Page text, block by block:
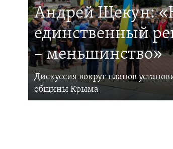
Андрей Щекун:
единственный
– меньшинство»
Дискуссия вокруг планов
общины Крыма